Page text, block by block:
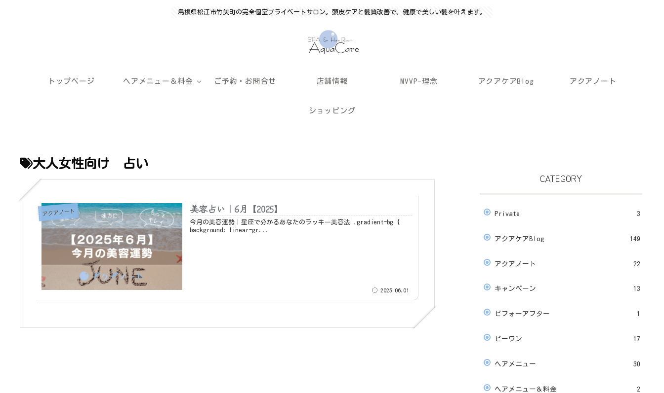
島根県松江市竹矢町の完全個室プライベートサロン。頭皮ケアと髪質改善で、健康で美しい髪を叶えます。
トップページ ヘアメニュー＆料金 ご予約・お問合せ 店舗情報 MVVP-理念 アクアケアBlog アクアノート
ショッピング
大人女性向け 占い
アクアノート 美容占い｜6月【2025】
今月の美容運勢｜星座で分かるあなたのラッキー美容法 .gradient-bg {
background: linear-gr...
2025.06.01
CATEGORY
Private 3
アクアケアBlog 149
アクアノート 22
キャンペーン 13
ビフォーアフター 1
ビーワン 17
ヘアメニュー 30
ヘアメニュー＆料金 2